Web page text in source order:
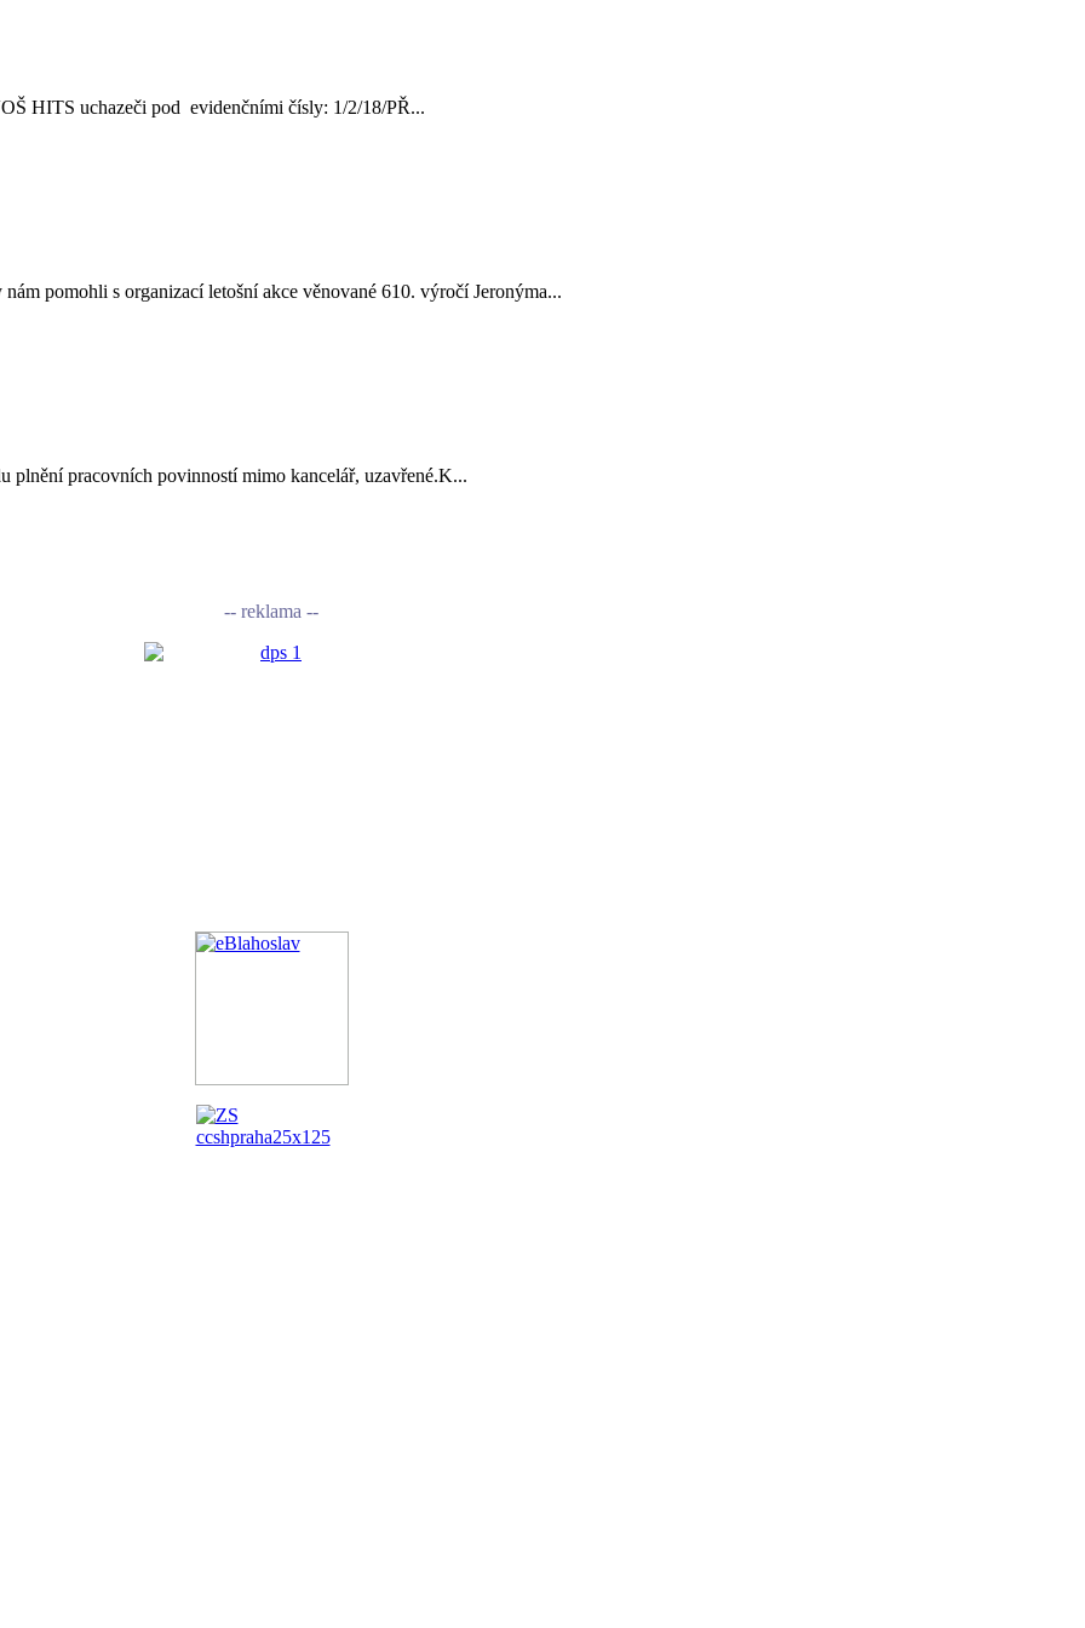
HITS uchazeči pod evidenčními čísly: 1/2/18/PŘ...
pomohli s organizací letošní akce věnované 610. výročí Jeronýma...
plnění pracovních povinností mimo kancelář, uzavřené.K...
-- reklama --